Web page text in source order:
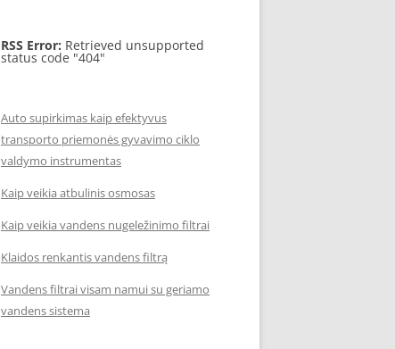
RSS Error: Retrieved unsupported
status code "404"
Auto supirkimas kaip efektyvus
transporto priemonės gyvavimo ciklo
valdymo instrumentas
Kaip veikia atbulinis osmosas
Kaip veikia vandens nugeležinimo filtrai
Klaidos renkantis vandens filtrą
Vandens filtrai visam namui su geriamo
vandens sistema